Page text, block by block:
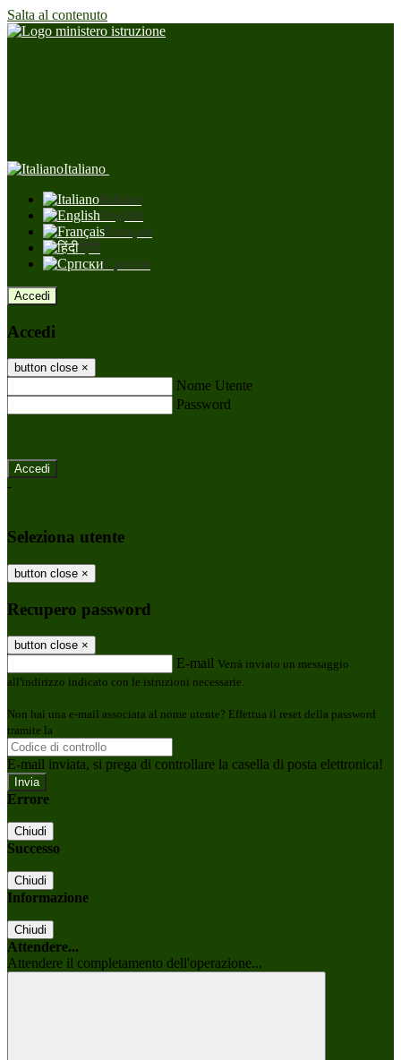
Salta al contenuto
Italiano
Italiano
English
Français
हिंदी
Српски
Accedi
Accedi
button close ×
Nome Utente
Password
-
Seleziona utente
button close ×
Recupero password
button close ×
E-mail Verrà inviato un messaggio
all'indirizzo indicato con le istruzioni necessarie.
Non hai una e-mail associata al nome utente? Effettua il reset della password
tramite la
E-mail inviata, si prega di controllare la casella di posta elettronica!
Errore
Chiudi
Successo
Chiudi
Informazione
Chiudi
Attendere...
Attendere il completamento dell'operazione...